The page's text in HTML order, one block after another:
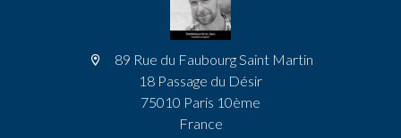
89 Rue du Faubourg Saint Martin
18 Passage du Désir
75010 Paris 10ème
France